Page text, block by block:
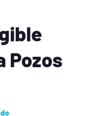
Pozos